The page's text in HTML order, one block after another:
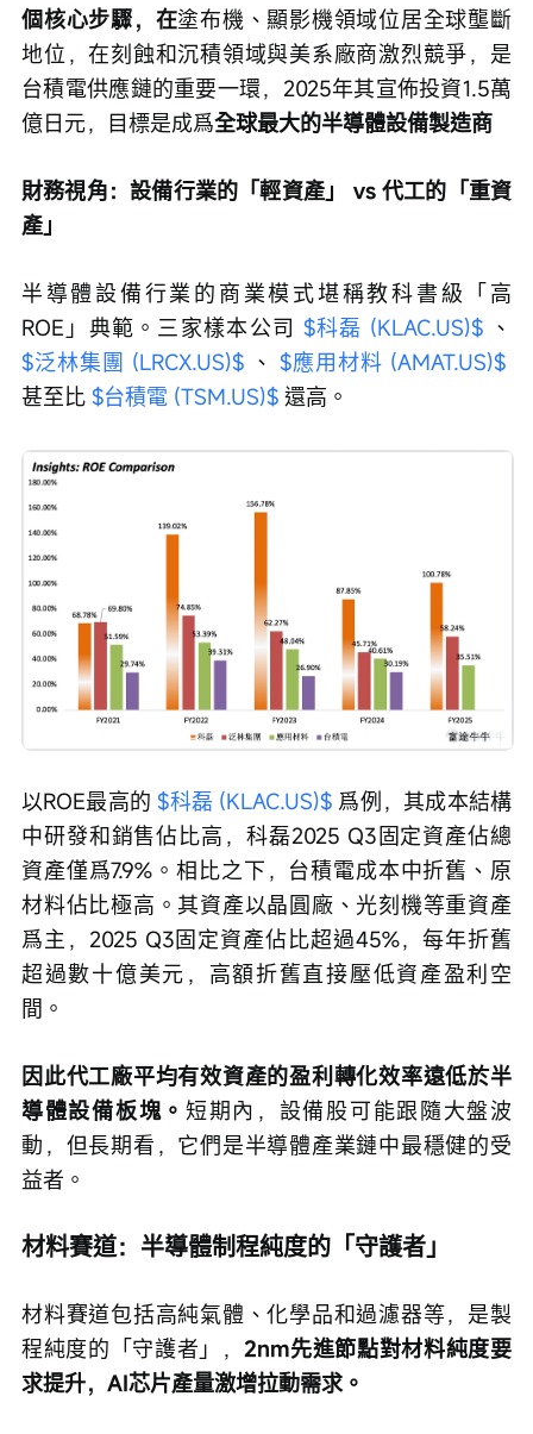
個核心步驟，在塗布機、顯影機領域位居全球壟斷
地位，在刻蝕和沉積領域與美系廠商激烈競爭，是
台積電供應鏈的重要一環，2025年其宣佈投資1.5萬
億日元，目標是成爲全球最大的半導體設備製造商
財務視角：設備行業的「輕資產」 vs 代工的「重資
產」
半導體設備行業的商業模式堪稱教科書級「高
ROE」典範。三家樣本公司 $科磊 (KLAC.US)$ 、
$泛林集團 (LRCX.US)$ 、 $應用材料 (AMAT.US)$
甚至比 $台積電 (TSM.US)$ 還高。
以ROE最高的 $科磊 (KLAC.US)$ 爲例，其成本結構
中研發和銷售佔比高，科磊2025 Q3固定資產佔總
資產僅爲7.9%。相比之下，台積電成本中折舊、原
材料佔比極高。其資產以晶圓廠、光刻機等重資產
爲主，2025 Q3固定資產佔比超過45%，每年折舊
超過數十億美元，高額折舊直接壓低資產盈利空
間。
因此代工廠平均有效資產的盈利轉化效率遠低於半
導體設備板塊。 短期內，設備股可能跟隨大盤波
動，但長期看，它們是半導體產業鏈中最穩健的受
益者。
材料賽道：半導體制程純度的「守護者」
材料賽道包括高純氣體、化學品和過濾器等，是製
程純度的「守護者」， 2nm先進節點對材料純度要
求提升，AI芯片產量激增拉動需求。